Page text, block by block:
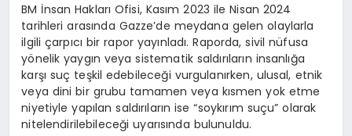
BM İnsan Hakları Ofisi, Kasım 2023 ile Nisan 2024
tarihleri arasında Gazze’de meydana gelen olaylarla
ilgili çarpıcı bir rapor yayınladı. Raporda, sivil nüfusa
yönelik yaygın veya sistematik saldırıların insanlığa
karşı suç teşkil edebileceği vurgulanırken, ulusal, etnik
veya dini bir grubu tamamen veya kısmen yok etme
niyetiyle yapılan saldırıların ise “soykırım suçu” olarak
nitelendirilebileceği uyarısında bulunuldu.